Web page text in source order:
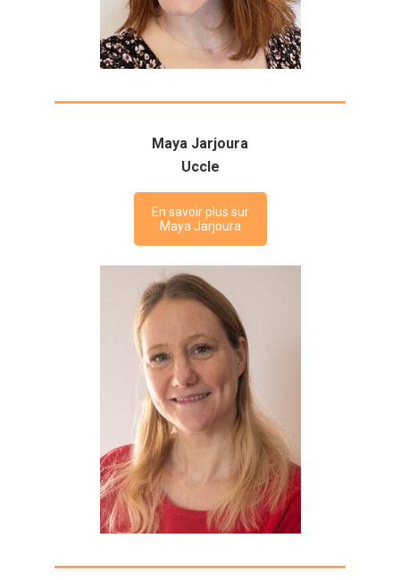
Maya Jarjoura
Uccle
En savoir plus sur
Maya Jarjoura